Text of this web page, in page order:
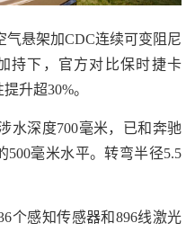
悬架加CDC连续可变阻尼
持下，官方对比保时捷卡
升超30%。
深度700毫米，已和奔驰
500毫米水平。转弯半径5.5
感知传感器和896线激光